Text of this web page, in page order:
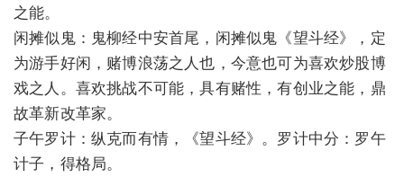
之能。
闲摊似鬼：鬼柳经中安首尾，闲摊似鬼《望斗经》，定
为游手好闲，赌博浪荡之人也，今意也可为喜欢炒股博
戏之人。喜欢挑战不可能，具有赌性，有创业之能，鼎
故革新改革家。
子午罗计：纵克而有情，《望斗经》。罗计中分：罗午
计子，得格局。